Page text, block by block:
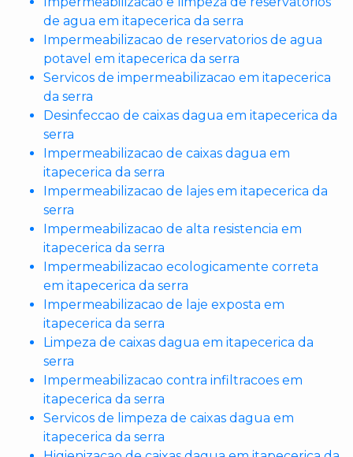
de agua em itapecerica da serra
Impermeabilizacao de reservatorios de agua
potavel em itapecerica da serra
Servicos de impermeabilizacao em itapecerica
da serra
Desinfeccao de caixas dagua em itapecerica da
serra
Impermeabilizacao de caixas dagua em
itapecerica da serra
Impermeabilizacao de lajes em itapecerica da
serra
Impermeabilizacao de alta resistencia em
itapecerica da serra
Impermeabilizacao ecologicamente correta
em itapecerica da serra
Impermeabilizacao de laje exposta em
itapecerica da serra
Limpeza de caixas dagua em itapecerica da
serra
Impermeabilizacao contra infiltracoes em
itapecerica da serra
Servicos de limpeza de caixas dagua em
itapecerica da serra